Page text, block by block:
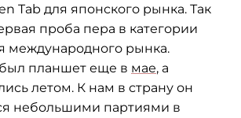
Tab для японского рынка. Так
проба пера в категории
международного рынка.
планшет еще в мае, а
летом. К нам в страну он
небольшими партиями в